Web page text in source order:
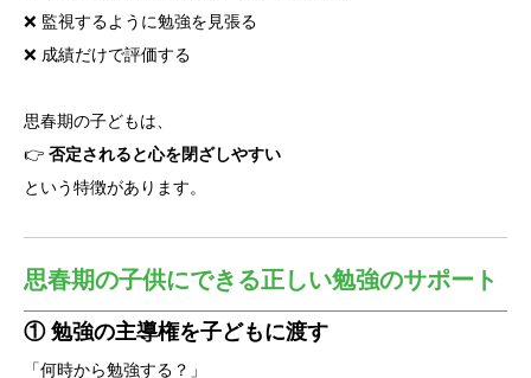
❌ 監視するように勉強を見張る
❌ 成績だけで評価する
思春期の子どもは、
👉 否定されると心を閉ざしやすい
という特徴があります。
思春期の子供にできる正しい勉強のサポート
① 勉強の主導権を子どもに渡す
「何時から勉強する？」